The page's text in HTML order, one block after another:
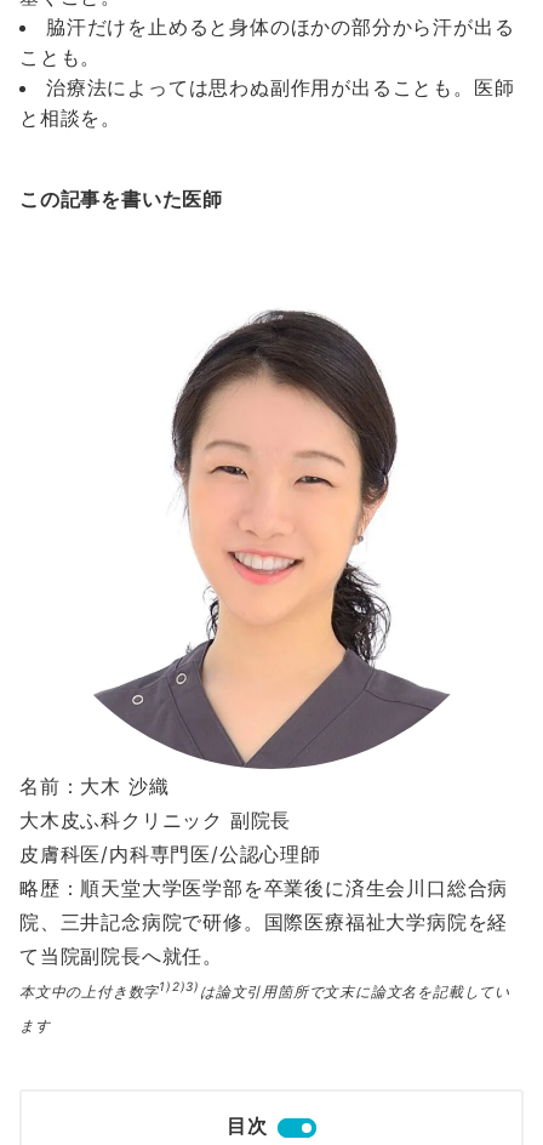
脇汗だけを止めると身体のほかの部分から汗が出る
ことも。
治療法によっては思わぬ副作用が出ることも。医師
と相談を。
この記事を書いた医師
名前：大木 沙織
大木皮ふ科クリニック 副院長
皮膚科医/内科専門医/公認心理師
略歴：順天堂大学医学部を卒業後に済生会川口総合病
院、三井記念病院で研修。国際医療福祉大学病院を経
て当院副院長へ就任。
本文中の上付き数字1)2)3) は論文引用箇所で文末に論文名を記載してい
ます
目次